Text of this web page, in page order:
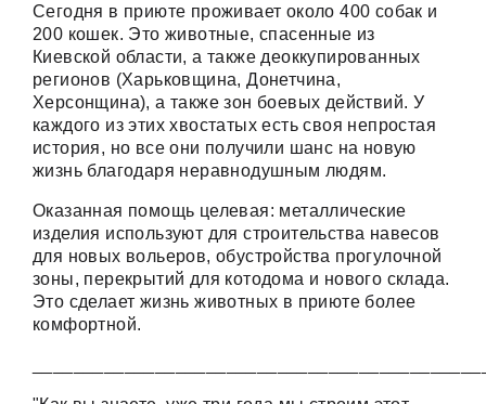
Сегодня в приюте проживает около 400 собак и
200 кошек. Это животные, спасенные из
Киевской области, а также деоккупированных
регионов (Харьковщина, Донетчина,
Херсонщина), а также зон боевых действий. У
каждого из этих хвостатых есть своя непростая
история, но все они получили шанс на новую
жизнь благодаря неравнодушным людям.
Оказанная помощь целевая: металлические
изделия используют для строительства навесов
для новых вольеров, обустройства прогулочной
зоны, перекрытий для котодома и нового склада.
Это сделает жизнь животных в приюте более
комфортной.